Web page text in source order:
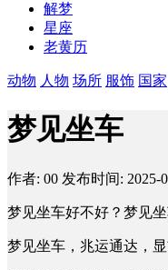
解梦
星座
老黄历
动物 人物 场所 服饰 国家
梦见坐车
作者: 00 发布时间: 2025-
梦见坐车好不好？梦见
梦见坐车，兆运通达，